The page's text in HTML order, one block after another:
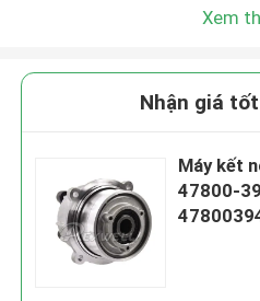
Xem
Nhận giá
Máy kết
47800-